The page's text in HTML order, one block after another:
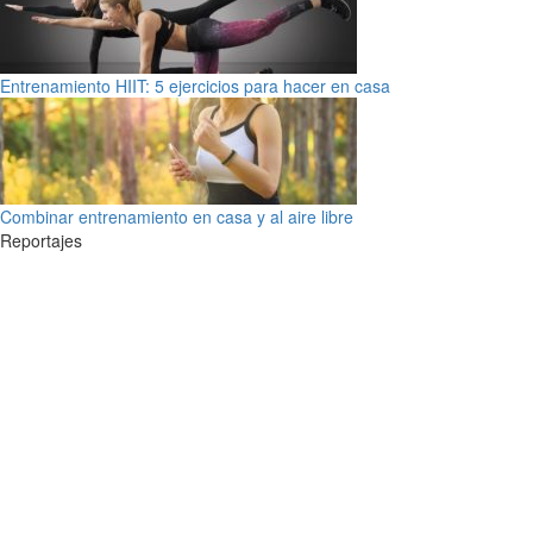
Entrenamiento HIIT: 5 ejercicios para hacer en casa
Combinar entrenamiento en casa y al aire libre
Reportajes